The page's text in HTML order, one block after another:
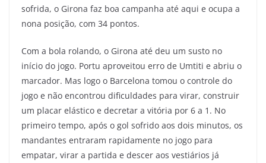
sofrida, o Girona faz boa campanha até aqui e ocupa a
nona posição, com 34 pontos.
Com a bola rolando, o Girona até deu um susto no
início do jogo. Portu aproveitou erro de Umtiti e abriu o
marcador. Mas logo o Barcelona tomou o controle do
jogo e não encontrou dificuldades para virar, construir
um placar elástico e decretar a vitória por 6 a 1. No
primeiro tempo, após o gol sofrido aos dois minutos, os
mandantes entraram rapidamente no jogo para
empatar, virar a partida e descer aos vestiários já